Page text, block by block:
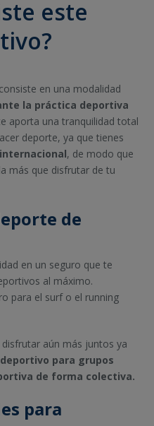
este
en una modalidad
la práctica deportiva
aporta una tranquilidad total
deporte, ya que tienes
, de modo que
más que disfrutar de tu
de
en un seguro que te
al máximo.
para el surf o el running
aún más juntos ya
para grupos
de forma colectiva.
para